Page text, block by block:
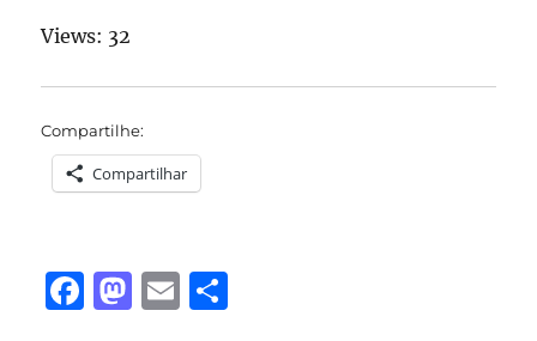
Views: 32
Compartilhe:
Compartilhar
F
M E